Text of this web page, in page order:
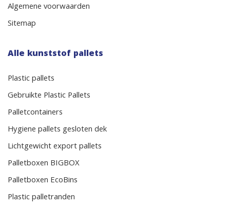
Algemene voorwaarden
Sitemap
Alle kunststof pallets
Plastic pallets
Gebruikte Plastic Pallets
Palletcontainers
Hygiene pallets gesloten dek
Lichtgewicht export pallets
Palletboxen BIGBOX
Palletboxen EcoBins
Plastic palletranden